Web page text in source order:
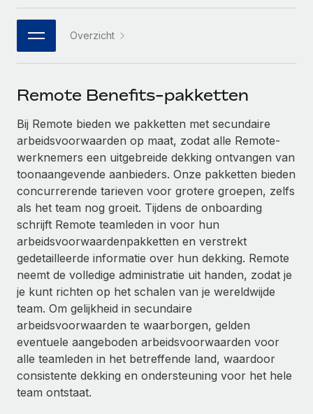
Integraties
Vraag een expert
Krijg hulp van global HR- en juridische experts
Achtergrondonderzoek
Vereenvoudig het screeningsproces van
kandidaten
Compliance Watchtower
Blijf compliance-risico's voor
Apparaatbeheer
Lever en track wereldwijd IT-middelen
Entiteiten oprichten
Stel snel compliant entiteiten op
Mobiliteit en overplaatsing
WERK MET ONS SAMEN
Strategische technologiepartners
Een partner worden
Ontdek hoe je met ons kunt samenwerken
Binnenkort beschikbaar
Integraties en advies over AI-automatiseringen
CASESTUDY'S
Hoe AI-pionier Weaviate zijn team met 120%
liet groeien met Remote
Weaviate in één oogopslag Weaviate bouwt open source,
AI-first infrastructuur. De missie van het...
Meer informatie
De strategische samenwerking tussen
Reverse Tech en Remote voor zzp- en payroll-
Webinars
Newsroom
Inzicht in salaris en talent
Inzichtencentrum
Support
Alle bronnen bekijken
BLOG
EOR en PEO
Contractor Management
Belastingen
Naar de blog
日本語
한국어
Overzicht
Remote Benefits-pakketten
Bij Remote bieden we pakketten met secundaire
arbeidsvoorwaarden op maat, zodat alle Remote-
werknemers een uitgebreide dekking ontvangen van
toonaangevende aanbieders. Onze pakketten bieden
concurrerende tarieven voor grotere groepen, zelfs
als het team nog groeit. Tijdens de onboarding
schrijft Remote teamleden in voor hun
arbeidsvoorwaardenpakketten en verstrekt
gedetailleerde informatie over hun dekking. Remote
neemt de volledige administratie uit handen, zodat je
je kunt richten op het schalen van je wereldwijde
team. Om gelijkheid in secundaire
arbeidsvoorwaarden te waarborgen, gelden
eventuele aangeboden arbeidsvoorwaarden voor
alle teamleden in het betreffende land, waardoor
consistente dekking en ondersteuning voor het hele
team ontstaat.